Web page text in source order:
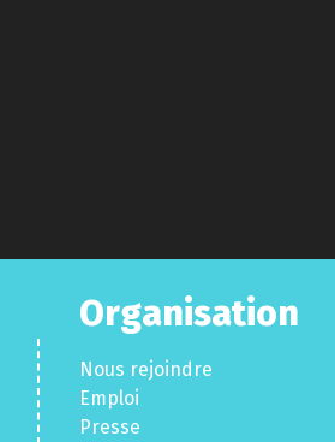
Organisation
Nous rejoindre
Emploi
Presse